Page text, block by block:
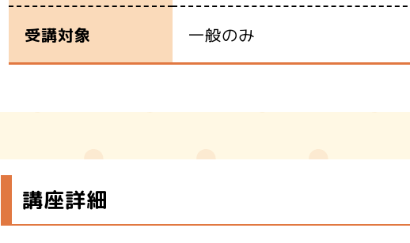
受講対象 一般のみ
講座詳細